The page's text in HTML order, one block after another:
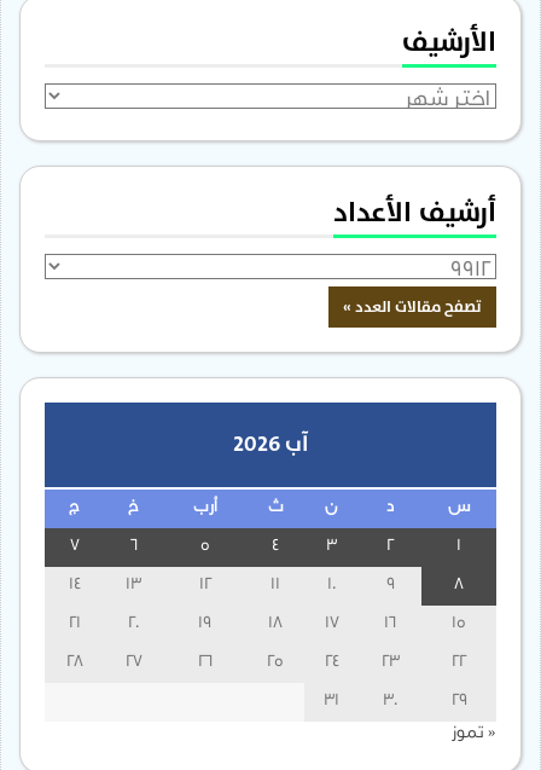
الأرشيف
الأرشيف
أرشيف الأعداد
آب 2026
س ن ث أرب خ ج
3
13
14
15
16
17
18
19
20
21
22
23
24
25
26
27
28
29
30
31
« تموز